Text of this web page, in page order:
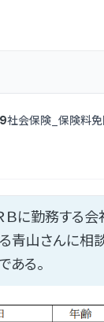
社会保険_保険料
に勤務する会
青山さんに相
ある。